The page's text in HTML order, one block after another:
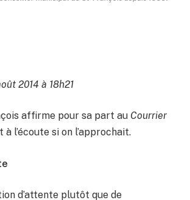
2014 à 18h21
affirme pour sa part au Courrier
à l’écoute si on l’approchait.
d’attente plutôt que de